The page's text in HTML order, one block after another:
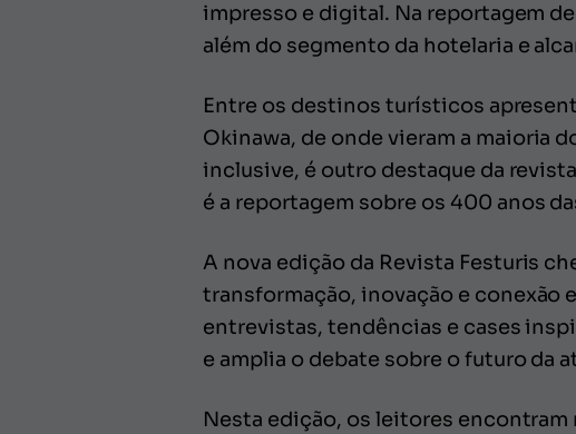
impresso e digital. Na reportagem
além do segmento da hotelaria e
Entre os destinos turísticos
Okinawa, de onde vieram a maioria
inclusive, é outro destaque da
é a reportagem sobre os 400 anos
A nova edição da Revista Festuris
transformação, inovação e conexão
entrevistas, tendências e cases
e amplia o debate sobre o futuro da
Nesta edição, os leitores